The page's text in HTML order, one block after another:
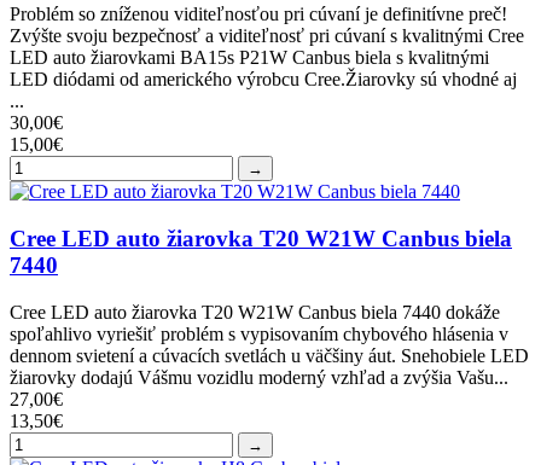
Problém so zníženou viditeľnosťou pri cúvaní je definitívne preč!
Zvýšte svoju bezpečnosť a viditeľnosť pri cúvaní s kvalitnými Cree
LED auto žiarovkami BA15s P21W Canbus biela s kvalitnými
LED diódami od amerického výrobcu Cree.Žiarovky sú vhodné aj
...
30,00€
15,00€
→
Cree LED auto žiarovka T20 W21W Canbus biela
7440
Cree LED auto žiarovka T20 W21W Canbus biela 7440 dokáže
spoľahlivo vyriešiť problém s vypisovaním chybového hlásenia v
dennom svietení a cúvacích svetlách u väčšiny áut. Snehobiele LED
žiarovky dodajú Vášmu vozidlu moderný vzhľad a zvýšia Vašu...
27,00€
13,50€
→